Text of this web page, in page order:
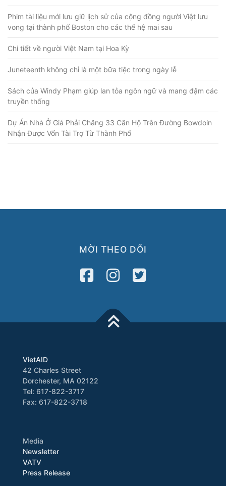
Phim tài liệu mới lưu giữ lịch sử của cộng đồng người Việt lưu
vong tại thành phố Boston cho các thế hệ mai sau
Chi tiết về người Việt Nam tại Hoa Kỳ
Juneteenth không chỉ là một bữa tiệc trong ngày lễ
Sách của Windy Phạm giúp lan tỏa ngôn ngữ và mang đậm các
truyền thống
Dự Án Nhà Ở Giá Phải Chăng 33 Căn Hộ Trên Đường Bowdoin
Nhận Được Vốn Tài Trợ Từ Thành Phố
MỜI THEO DÕI
VietAID
42 Charles Street
Dorchester, MA 02122
Tel: 617-822-3717
Fax: 617-822-3718
Media
Newsletter
VATV
Press Release